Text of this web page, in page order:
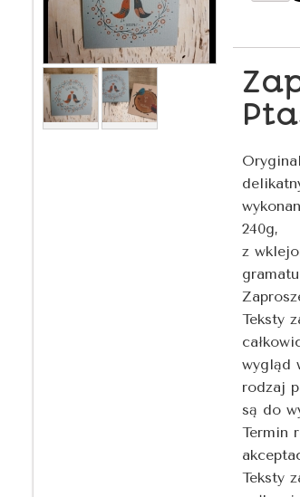
240g,
z
Teksty
wygląd
rodzaj
są do
Termin
Teksty